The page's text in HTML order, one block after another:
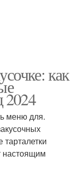
как
2024
меню для.
настоящим